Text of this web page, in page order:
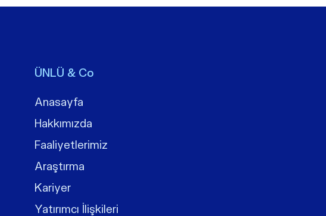
ÜNLÜ & Co
Anasayfa
Hakkımızda
Faaliyetlerimiz
Araştırma
Kariyer
Yatırımcı İlişkileri